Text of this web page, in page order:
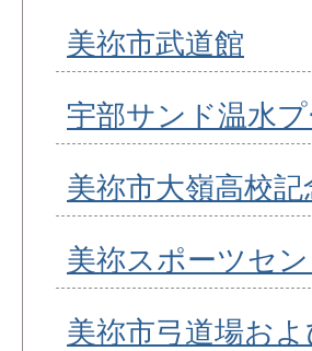
美祢市武道館
宇部サンド温水
美祢市大嶺高校記
美祢スポーツセ
美祢市弓道場お